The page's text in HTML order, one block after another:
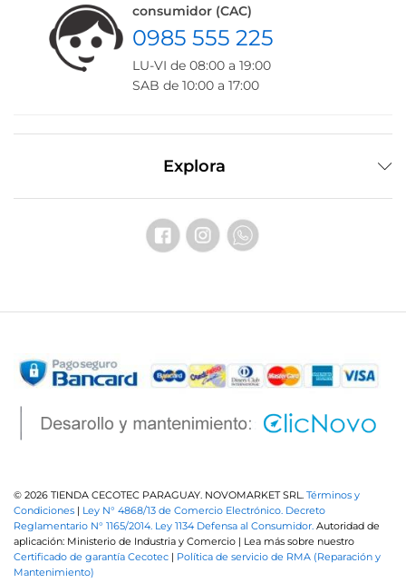
consumidor (CAC)
0985 555 225
LU-VI de 08:00 a 19:00
SAB de 10:00 a 17:00
Explora
© 2026 TIENDA CECOTEC PARAGUAY. NOVOMARKET SRL. Términos y
Condiciones | Ley N° 4868/13 de Comercio Electrónico. Decreto
Reglamentario N° 1165/2014. Ley 1134 Defensa al Consumidor. Autoridad de
aplicación: Ministerio de Industria y Comercio | Lea más sobre nuestro
Certificado de garantía Cecotec | Política de servicio de RMA (Reparación y
Mantenimiento)